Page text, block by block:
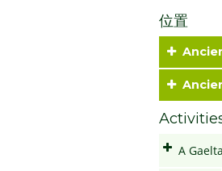
位置
A